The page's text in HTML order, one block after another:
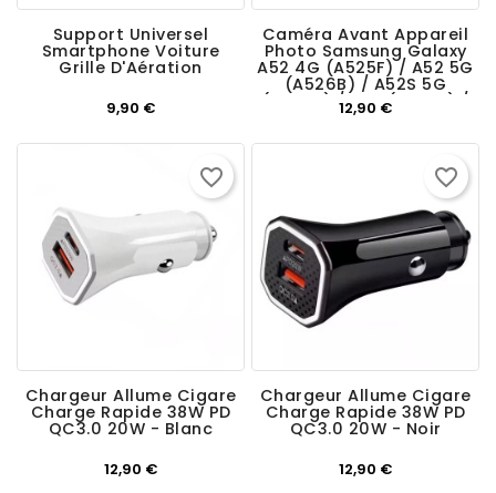
Support Universel
Smartphone Voiture
Grille D'Aération
9,90 €Prix
Caméra Avant Appareil
Photo Samsung Galaxy
A52 4G (A525F) / A52 5G
(A526B) / A52S 5G
(A528B) / A72 (A725F) /
A72 5G (A726B)
12,90 €Prix
Chargeur Allume Cigare
Charge Rapide 38W PD
QC3.0 20W - Blanc
12,90 €Prix
favorite_border
Chargeur Allume Cigare
Charge Rapide 38W PD
QC3.0 20W - Noir
12,90 €Prix
favorite_border